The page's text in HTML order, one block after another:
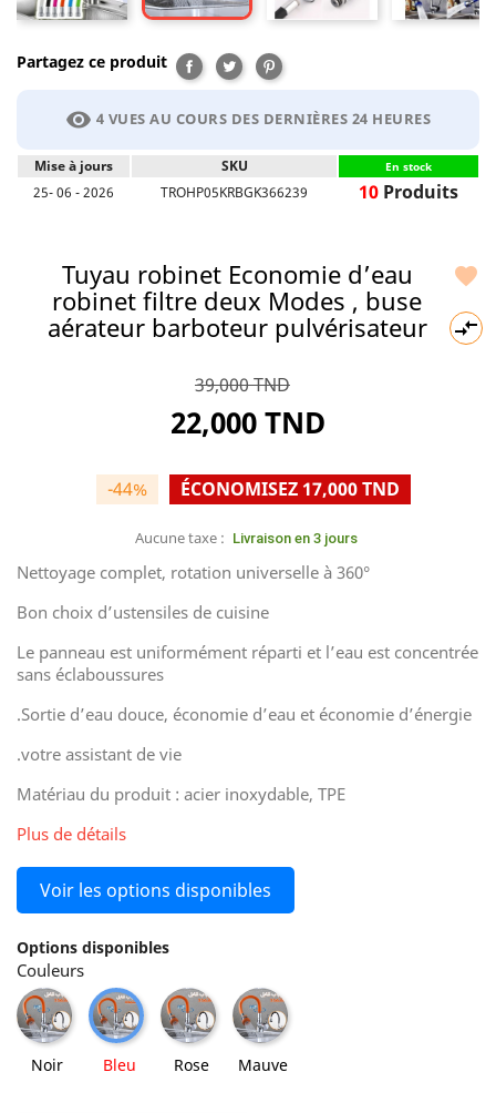
Partagez ce produit Partager
TweetPinterest
visibility 4 VUES AU COURS DES DERNIÈRES 24 HEURES
Mise à jours SKU En stock
25- 06 - 2026 TROHP05KRBGK366239 10 Produits


Tuyau robinet Economie d’eau
robinet filtre deux Modes , buse
aérateur barboteur pulvérisateur
39,000 TND
22,000 TND
-44% ÉCONOMISEZ 17,000 TND
Aucune taxe : Livraison en 3 jours
Nettoyage complet, rotation universelle à 360°
Bon choix d’ustensiles de cuisine
Le panneau est uniformément réparti et l’eau est concentrée
sans éclaboussures
.Sortie d’eau douce, économie d’eau et économie d’énergie
.votre assistant de vie
Matériau du produit : acier inoxydable, TPE
Plus de détails
Voir les options disponibles
Options disponibles
Couleurs
Noir
Noir
Bleu
Bleu
Rose
Rose
Mauve
Mauve